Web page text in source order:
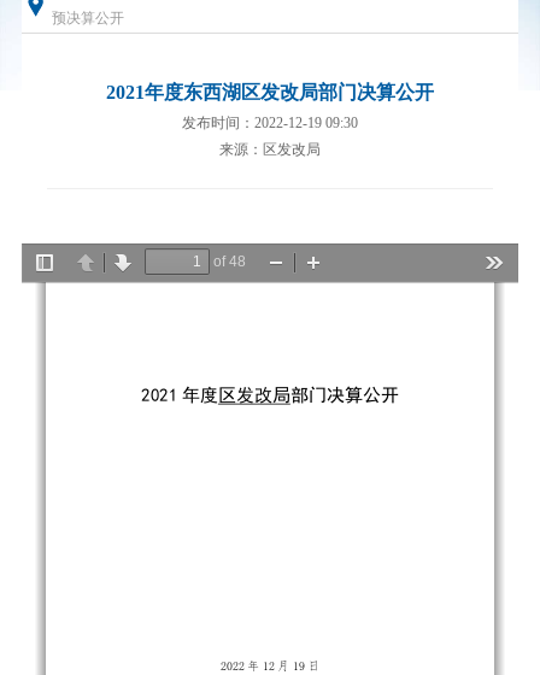
预决算公开
2021年度东西湖区发改局部门决算公开
发布时间：2022-12-19 09:30
来源：区发改局